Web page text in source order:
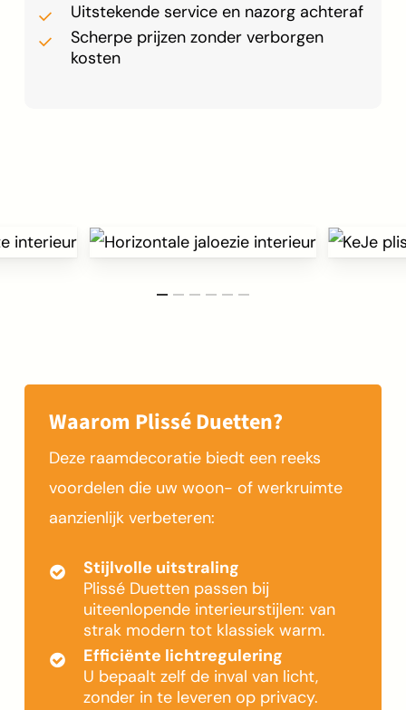
Uitstekende service en nazorg achteraf
Scherpe prijzen zonder verborgen
kosten
Waarom Plissé Duetten?
Deze raamdecoratie biedt een reeks
voordelen die uw woon- of werkruimte
aanzienlijk verbeteren:
Stijlvolle uitstraling
Plissé Duetten passen bij
uiteenlopende interieurstijlen: van
strak modern tot klassiek warm.
Efficiënte lichtregulering
U bepaalt zelf de inval van licht,
zonder in te leveren op privacy.